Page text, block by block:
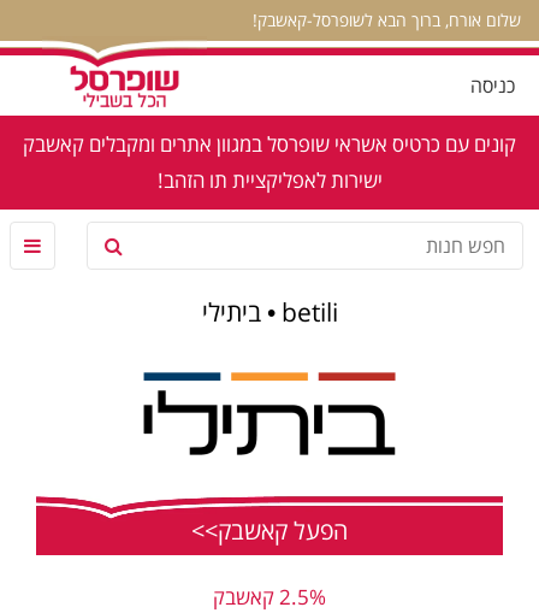
שלום אורח, ברוך הבא לשופרסל-קאשבק!
כניסה
קונים עם כרטיס אשראי שופרסל במגוון אתרים ומקבלים קאשבק
ישירות לאפליקציית תו הזהב!
betili • ביתילי
הפעל קאשבק>>
2.5% קאשבק